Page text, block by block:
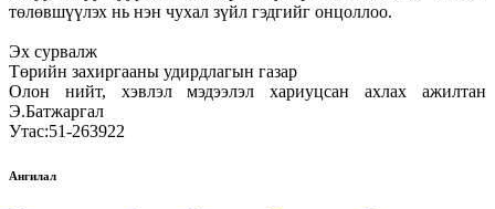
төлөвшүүлэх нь нэн чухал зүйл гэдгийг онцоллоо.
Эх сурвалж
Төрийн захиргааны удирдлагын газар
Олон нийт, хэвлэл мэдээлэл хариуцсан ахлах ажилтан
Э.Батжаргал
Утас:51-263922
Ангилал